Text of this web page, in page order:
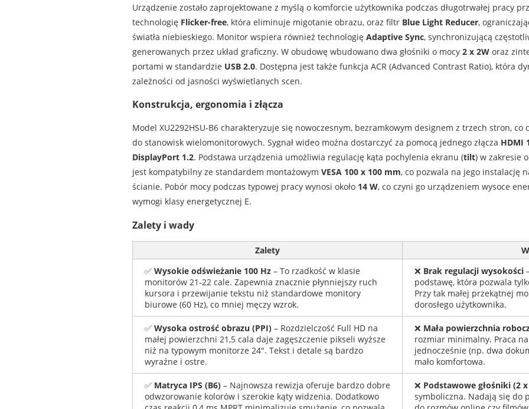
Urządzenie zostało zaprojektowane z myślą o komforcie użytkownika podczas długotrwałej pracy
technologię Flicker-free, która eliminuje migotanie obrazu, oraz filtr Blue Light Reducer,
światła niebieskiego. Monitor wspiera również technologię Adaptive Sync, synchronizującą
generowanych przez układ graficzny. W obudowę wbudowano dwa głośniki o mocy 2 x 2Woraz
portami w standardzie USB 2.0. Dostępna jest także funkcja ACR (Advanced Contrast Ratio), która
zależności od jasności wyświetlanych scen.
Konstrukcja, ergonomia i złącza
Model XU2292HSU-B6 charakteryzuje się nowoczesnym, bezramkowym designem z trzech stron,
do stanowisk wielomonitorowych. Sygnał wideo można dostarczyć za pomocą jednego złącza HDMI
DisplayPort 1.2. Podstawa urządzenia umożliwia regulację kąta pochylenia ekranu (tilt) w zakresie
jest kompatybilny ze standardem montażowym VESA 100 x 100 mm, co pozwala na jego instalację
ścianie. Pobór mocy podczas typowej pracy wynosi około 14 W, co czyni go urządzeniem wysoce
wymogi klasy energetycznej E.
Zalety i wady
Zalety
✅ Wysokie odświeżanie 100 Hz– To rzadkość w klasie
monitorów 21-22 cale. Zapewnia znacznie płynniejszy ruch
kursora i przewijanie tekstu niż standardowe monitory
biurowe (60 Hz), co mniej męczy wzrok.
❌ Brak regulacji wysokości
podstawę, która pozwala
Przy tak małej przekątnej
dorosłego użytkownika.
✅ Wysoka ostrość obrazu (PPI)– Rozdzielczość Full HD na
małej powierzchni 21,5 cala daje zagęszczenie pikseli wyższe
niż na typowym monitorze 24". Tekst i detale są bardzo
wyraźne i ostre.
❌ Mała powierzchnia
rozmiar minimalny. Praca
jednocześnie (np. dwa
mało komfortowa.
✅ Matryca IPS (B6)– Najnowsza rewizja oferuje bardzo dobre
odwzorowanie kolorów i szerokie kąty widzenia. Dodatkowo
❌ Podstawowe głośniki (2
symboliczna. Nadają się do